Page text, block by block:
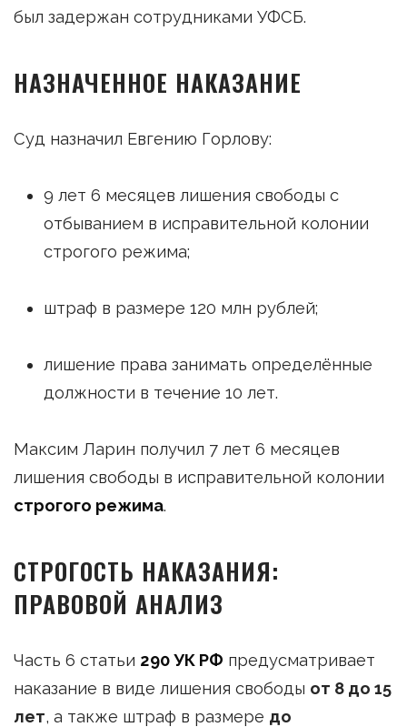
был задержан сотрудниками УФСБ.
НАЗНАЧЕННОЕ НАКАЗАНИЕ
Суд назначил Евгению Горлову:
9 лет 6 месяцев лишения свободы с
отбыванием в исправительной колонии
строгого режима;
штраф в размере 120 млн рублей;
лишение права занимать определённые
должности в течение 10 лет.
Максим Ларин получил 7 лет 6 месяцев
лишения свободы в исправительной колонии
строгого режима.
СТРОГОСТЬ НАКАЗАНИЯ:
ПРАВОВОЙ АНАЛИЗ
Часть 6 статьи 290 УК РФ предусматривает
наказание в виде лишения свободы от 8 до 15
лет, а также штраф в размере до